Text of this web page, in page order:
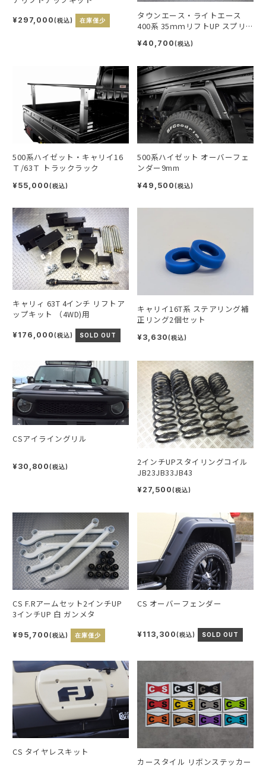
¥297,000(税込) 在庫僅少
タウンエース・ライトエース
400系 35ｍｍリフトUP スプリ
¥40,700(税込)
500系ハイゼット・キャリイ16
Ｔ/63Ｔ トラックラック
¥55,000(税込)
500系ハイゼット オーバーフェ
ンダー9mm
¥49,500(税込)
キャリィ 63T 4インチ リフトア
ップキット （4WD)用
¥176,000(税込) SOLD OUT
キャリイ16T系 ステアリング補
正リング2個セット
¥3,630(税込)
CSアイライングリル
¥30,800(税込)
2インチUPスタイリングコイル
JB23JB33JB43
¥27,500(税込)
CS F.Rアームセット2インチUP
3インチUP 白 ガンメタ
¥95,700(税込) 在庫僅少
CS オーバーフェンダー
¥113,300(税込) SOLD OUT
CS タイヤレスキット
カースタイル リボンステッカー